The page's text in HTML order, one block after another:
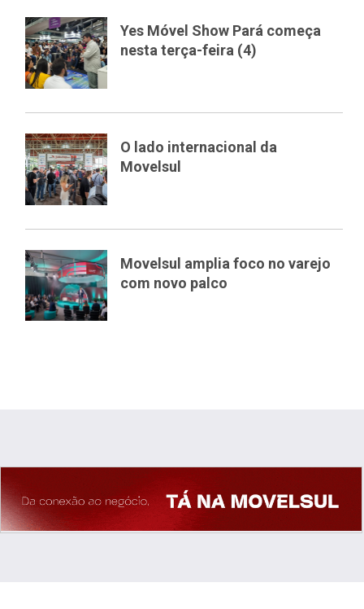
Yes Móvel Show Pará começa
nesta terça-feira (4)
O lado internacional da
Movelsul
Movelsul amplia foco no varejo
com novo palco